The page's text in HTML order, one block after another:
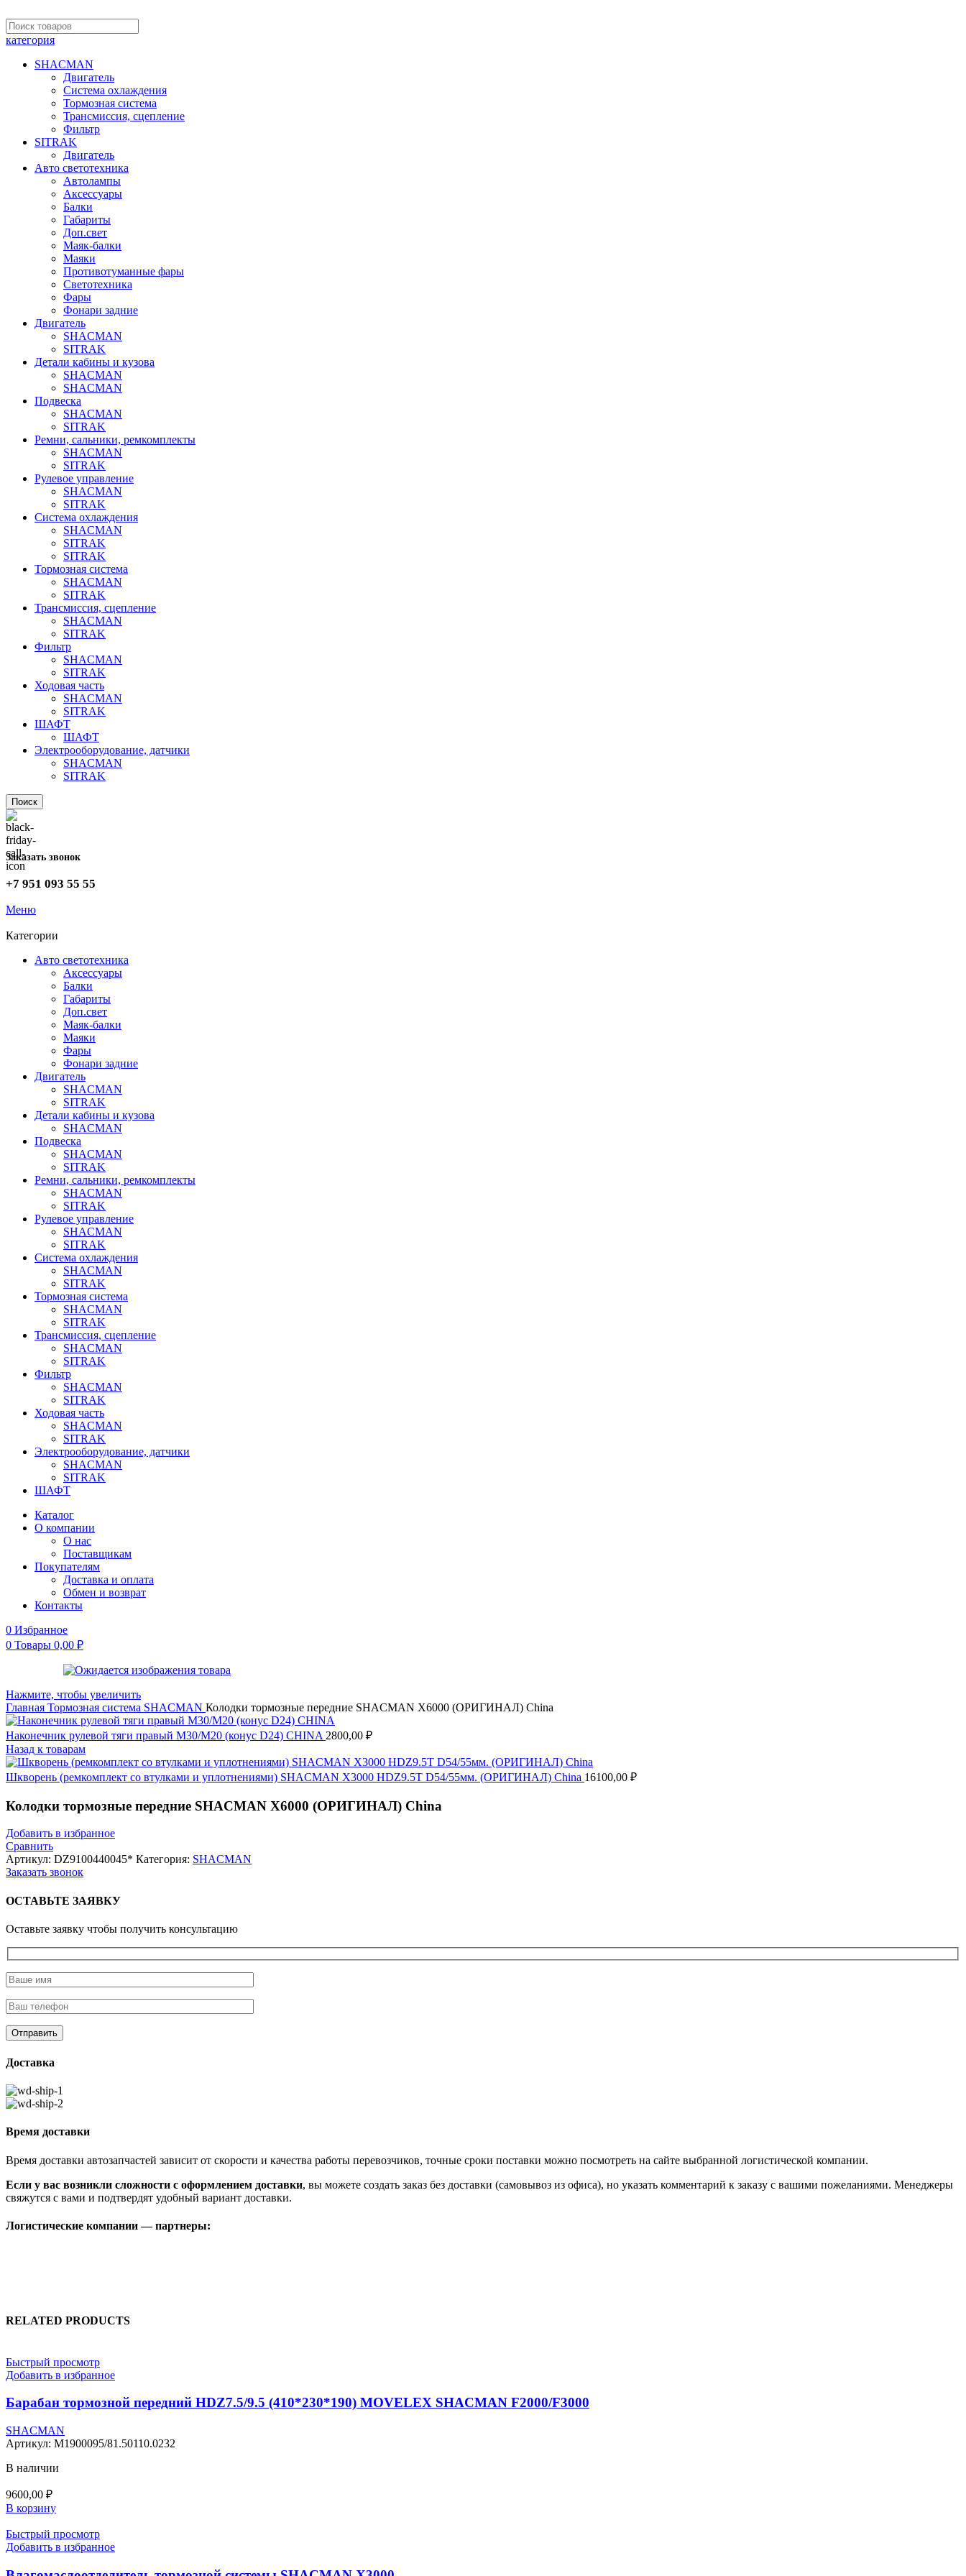
категория
SHACMAN
Двигатель
Система охлаждения
Тормозная система
Трансмиссия, сцепление
Фильтр
SITRAK
Двигатель
Авто светотехника
Автолампы
Аксессуары
Балки
Габариты
Доп.свет
Маяк-балки
Маяки
Противотуманные фары
Светотехника
Фары
Фонари задние
Двигатель
SHACMAN
SITRAK
Детали кабины и кузова
SHACMAN
SHACMAN
Подвеска
SHACMAN
SITRAK
Ремни, сальники, ремкомплекты
SHACMAN
SITRAK
Рулевое управление
SHACMAN
SITRAK
Система охлаждения
SHACMAN
SITRAK
SITRAK
Тормозная система
SHACMAN
SITRAK
Трансмиссия, сцепление
SHACMAN
SITRAK
Фильтр
SHACMAN
SITRAK
Ходовая часть
SHACMAN
SITRAK
ШАФТ
ШАФТ
Электрооборудование, датчики
SHACMAN
SITRAK
Поиск
Заказать звонок
+7 951 093 55 55
Меню
Категории
Авто светотехника
Аксессуары
Балки
Габариты
Доп.свет
Маяк-балки
Маяки
Фары
Фонари задние
Двигатель
SHACMAN
SITRAK
Детали кабины и кузова
SHACMAN
Подвеска
SHACMAN
SITRAK
Ремни, сальники, ремкомплекты
SHACMAN
SITRAK
Рулевое управление
SHACMAN
SITRAK
Система охлаждения
SHACMAN
SITRAK
Тормозная система
SHACMAN
SITRAK
Трансмиссия, сцепление
SHACMAN
SITRAK
Фильтр
SHACMAN
SITRAK
Ходовая часть
SHACMAN
SITRAK
Электрооборудование, датчики
SHACMAN
SITRAK
ШАФТ
Каталог
О компании
О нас
Поставщикам
Покупателям
Доставка и оплата
Обмен и возврат
Контакты
0 Избранное
0 Товары 0,00 ₽
Нажмите, чтобы увеличить
Главная Тормозная система SHACMAN Колодки тормозные передние SHACMAN X6000 (ОРИГИНАЛ) China
Наконечник рулевой тяги правый М30/М20 (конус D24) CHINA 2800,00 ₽
Назад к товарам
Шкворень (ремкомплект со втулками и уплотнениями) SHACMAN X3000 HDZ9.5T D54/55мм. (ОРИГИНАЛ) China 16100,00 ₽
Колодки тормозные передние SHACMAN X6000 (ОРИГИНАЛ) China
Добавить в избранное
Сравнить
Артикул: DZ9100440045* Категория: SHACMAN
Заказать звонок
ОСТАВЬТЕ ЗАЯВКУ
Оставьте заявку чтобы получить консультацию
Доставка
Время доставки
Время доставки автозапчастей зависит от скорости и качества работы перевозчиков, точные сроки поставки можно посмотреть на сайте выбранной логистической компании.
Если у вас возникли сложности с оформлением доставки, вы можете создать заказ без доставки (самовывоз из офиса), но указать комментарий к заказу с вашими пожеланиями. Менеджеры
свяжутся с вами и подтвердят удобный вариант доставки.
Логистические компании — партнеры:
RELATED PRODUCTS
Быстрый просмотр
Добавить в избранное
Барабан тормозной передний HDZ7.5/9.5 (410*230*190) MOVELEX SHACMAN F2000/F3000
SHACMAN
Артикул: M1900095/81.50110.0232
В наличии
9600,00 ₽
В корзину
Быстрый просмотр
Добавить в избранное